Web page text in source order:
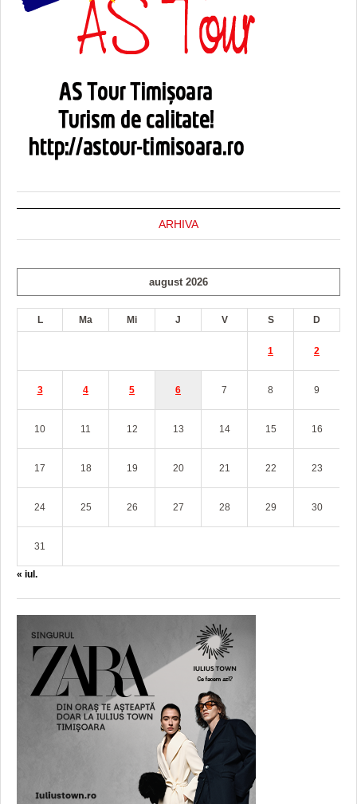
ARHIVA
august 2026
L Ma Mi J V S D
1 2
3 4 5 6 7 8 9
10 11 12 13 14 15 16
17 18 19 20 21 22 23
24 25 26 27 28 29 30
31
« iul.